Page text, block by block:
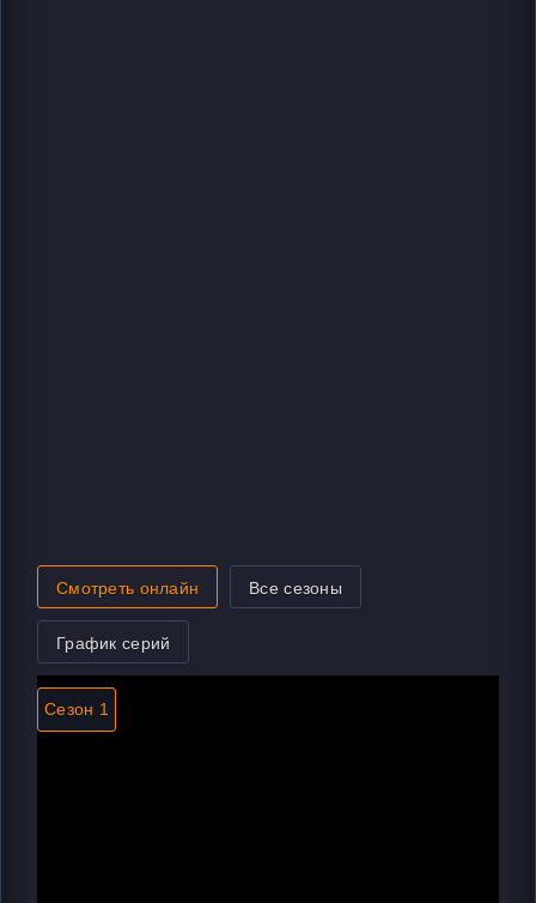
Смотреть онлайн Все сезоны
График серий
Сезон 1